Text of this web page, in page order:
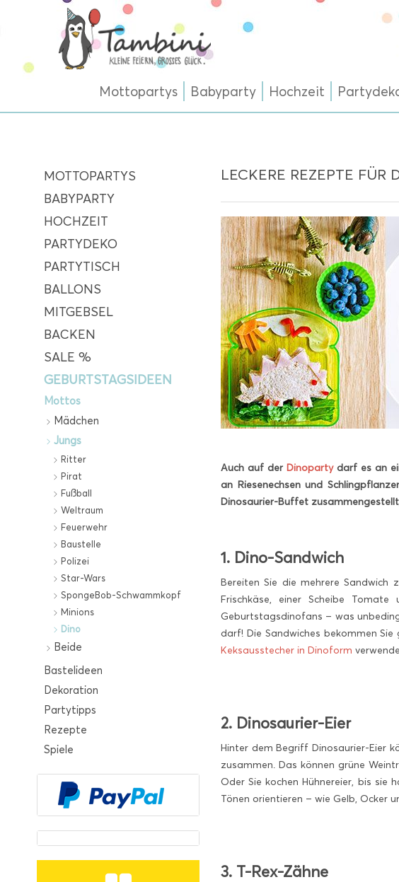
Mottopartys Babyparty Hochzeit
MOTTOPARTYS
BABYPARTY
HOCHZEIT
PARTYDEKO
PARTYTISCH
BALLONS
MITGEBSEL
BACKEN
SALE %
GEBURTSTAGSIDEEN
Mottos
Mädchen
Jungs
Ritter
Pirat
Fußball
Weltraum
Feuerwehr
Baustelle
Polizei
Star-Wars
SpongeBob-Schwammkopf
Minions
Dino
Beide
Bastelideen
Dekoration
Partytipps
Rezepte
Spiele
LECKERE REZEPTE FÜR
Auch auf der Dinoparty darf es an
an Riesenechsen und
Dinosaurier-Buffet
1. Dino-Sandwich
Bereiten Sie die mehrere Sandwich
Frischkäse, einer Scheibe
Geburtstagsdinofans – was
darf! Die Sandwiches bekommen
Keksausstecher in Dinoform
2. Dinosaurier-Eier
Hinter dem Begriff Dinosaurier-Eier
zusammen. Das können grüne
Oder Sie kochen Hühnereier, bis sie
Tönen orientieren – wie Gelb, Ocker
3. T-Rex-Zähne